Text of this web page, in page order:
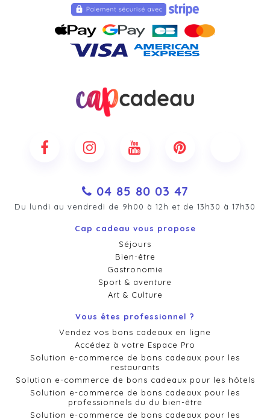
04 85 80 03 47
Du lundi au vendredi de 9h00 à 12h et de 13h30 à 17h30
Cap cadeau vous propose
Séjours
Bien-être
Gastronomie
Sport & aventure
Art & Culture
Vous êtes professionnel ?
Vendez vos bons cadeaux en ligne
Accédez à votre Espace Pro
Solution e-commerce de bons cadeaux pour les
restaurants
Solution e-commerce de bons cadeaux pour les hôtels
Solution e-commerce de bons cadeaux pour les
professionnels du du bien-être
Solution e-commerce de bons cadeaux pour les